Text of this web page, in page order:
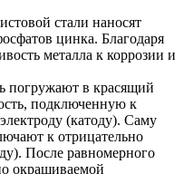
стали наносят
цинка. Благодаря
металла к коррозии и
погружают в красящий
подключенную к
(катоду). Саму
к отрицательно
После равномерного
окрашиваемой